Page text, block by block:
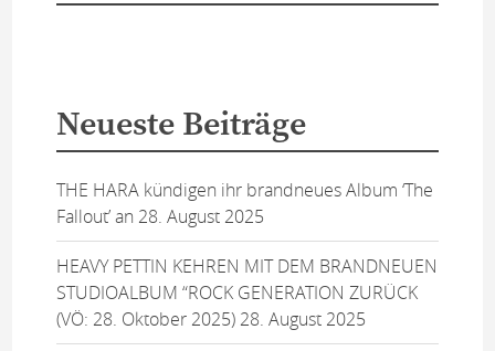
Neueste Beiträge
THE HARA kündigen ihr brandneues Album ‘The
Fallout’ an 28. August 2025
HEAVY PETTIN KEHREN MIT DEM BRANDNEUEN
STUDIOALBUM “ROCK GENERATION ZURÜCK
(VÖ: 28. Oktober 2025) 28. August 2025